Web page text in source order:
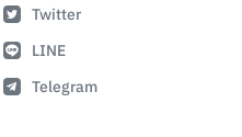
Twitter
LINE
Telegram